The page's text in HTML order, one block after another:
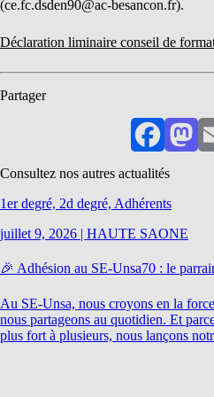
(ce.fc.dsden90@ac-besancon.fr).
Déclaration liminaire conseil de
Partager
Facebook
Consultez nos autres actualités
1er degré, 2d degré, Adhérents
juillet 9, 2026 | HAUTE SAONE
🎉 Adhésion au SE-Unsa70 : le
Au SE-Unsa, nous croyons en la
nous partageons au quotidien. Et
plus fort à plusieurs, nous lançons